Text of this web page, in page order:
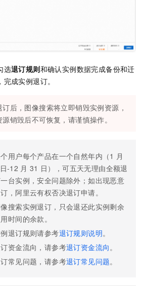
选退订规则和确认实例数据完成备份和迁
完成实例退订。
订后，图像搜索将立即销毁实例资源，
源销毁后不可恢复，请谨慎操作。
用户每个产品在一个自然年内（1 月
日-12 月 31 日），可五天无理由全额退
台实例，安全问题除外；如出现恶意
，阿里云有权否决退订申请。
搜索实例退订，只会退还此实例剩余
时间的余款。
退订规则请参考退订规则说明。
资金流向，请参考退订资金流向 。
常见问题，请参考退订常见问题。